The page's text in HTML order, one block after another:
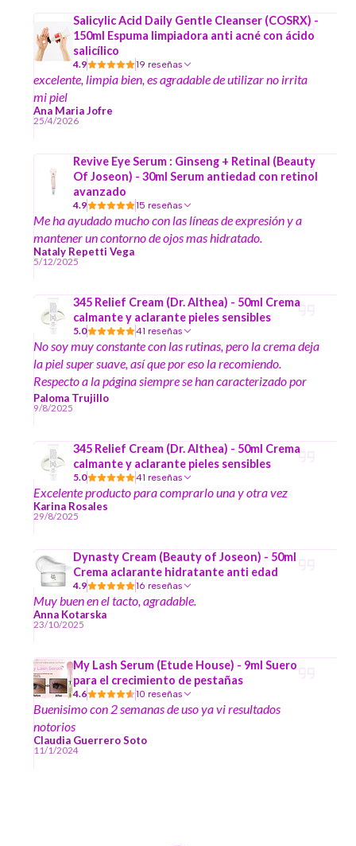
Salicylic Acid Daily Gentle Cleanser (COSRX) -
150ml Espuma limpiadora anti acné con ácido
salicílico
4.9 19 reseñas
excelente, limpia bien, es agradable de utilizar no irrita
mi piel
Ana Maria Jofre
25/4/2026
Revive Eye Serum : Ginseng + Retinal (Beauty
Of Joseon) - 30ml Serum antiedad con retinol
avanzado
4.9 15 reseñas
Me ha ayudado mucho con las líneas de expresión y a
mantener un contorno de ojos mas hidratado.
Nataly Repetti Vega
5/12/2025
345 Relief Cream (Dr. Althea) - 50ml Crema
calmante y aclarante pieles sensibles
5.0 41 reseñas
No soy muy constante con las rutinas, pero la crema deja
la piel super suave, así que por eso la recomiendo.
Respecto a la página siempre se han caracterizado por
enviar muestras y regalitos en sus compras y eso se
agradece así que la recomiendo mil veces 😊
Paloma Trujillo
9/8/2025
345 Relief Cream (Dr. Althea) - 50ml Crema
calmante y aclarante pieles sensibles
5.0 41 reseñas
Excelente producto para comprarlo una y otra vez
Karina Rosales
29/8/2025
Dynasty Cream (Beauty of Joseon) - 50ml
Crema aclarante hidratante anti edad
4.9 16 reseñas
Muy buen en el tacto, agradable.
Anna Kotarska
23/10/2025
My Lash Serum (Etude House) - 9ml Suero
para el crecimiento de pestañas
4.6 10 reseñas
Buenisimo con 2 semanas de uso ya vi resultados
notorios
Claudia Guerrero Soto
11/1/2024